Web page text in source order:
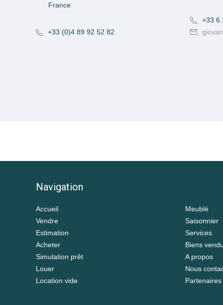
France
+33 (0)4 89 92 52 82
+33 6
Navigation
Accueil
Vendre
Estimation
Acheter
Simulation prêt
Louer
Location vide
Meublé
Saisonnier
Services
Biens
A propos
Nous
Partenaires